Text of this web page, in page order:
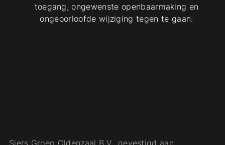
toegang, ongewenste openbaarmaking en
ongeoorloofde wijziging tegen te gaan.
Siers Groep Oldenzaal B.V., gevestigd aan